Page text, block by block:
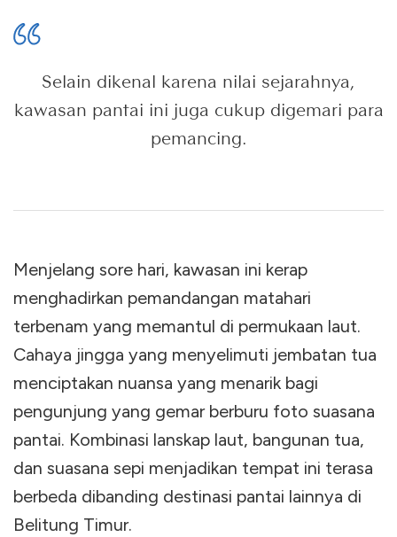
Selain dikenal karena nilai sejarahnya,
kawasan pantai ini juga cukup digemari para
pemancing.
Menjelang sore hari, kawasan ini kerap
menghadirkan pemandangan matahari
terbenam yang memantul di permukaan laut.
Cahaya jingga yang menyelimuti jembatan tua
menciptakan nuansa yang menarik bagi
pengunjung yang gemar berburu foto suasana
pantai. Kombinasi lanskap laut, bangunan tua,
dan suasana sepi menjadikan tempat ini terasa
berbeda dibanding destinasi pantai lainnya di
Belitung Timur.